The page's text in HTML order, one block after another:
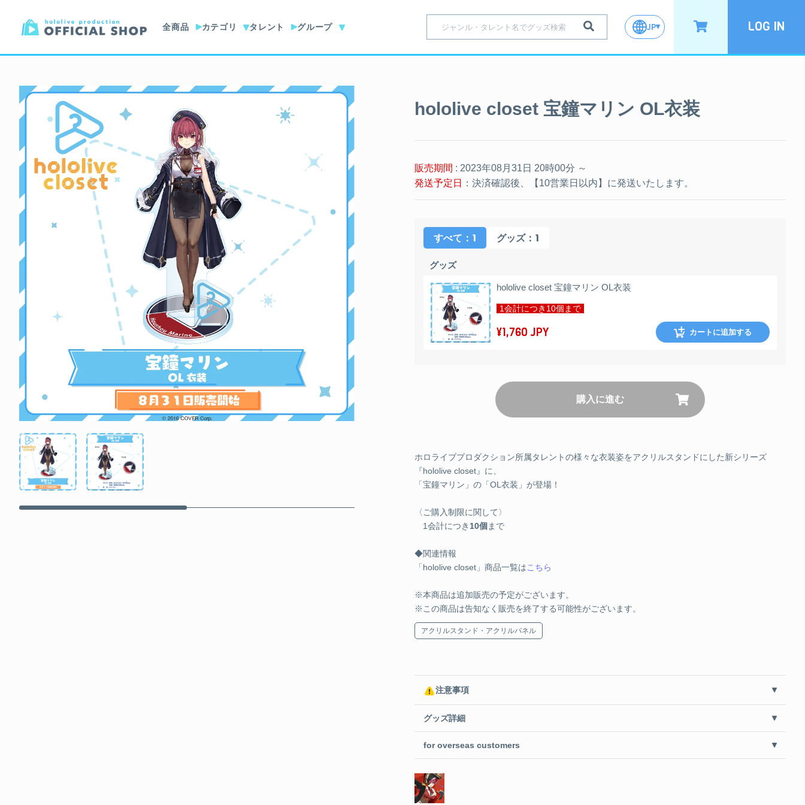
全商品 カテゴリ タレント グループ JP LOG IN
hololive closet 宝鐘マリン OL衣装
販売期間 : 2023年08月31日 20時00分 ～
発送予定日
：決済確認後、【10営業日以内】に発送いたします。
すべて ：1 グッズ：1
グッズ
hololive closet 宝鐘マリン OL衣装
1会計につき10個まで
¥1,760 JPY カートに追加する
購入に進む
ホロライブプロダクション所属タレントの様々な衣装姿をアクリルスタンドにした新シリーズ
『hololive closet』に、
「宝鐘マリン」の「OL衣装」が登場！
〈ご購入制限に関して〉
1会計につき 10個 まで
◆関連情報
「hololive closet」商品一覧はこちら
※本商品は追加販売の予定がございます。
※この商品は告知なく販売を終了する可能性がございます。
アクリルスタンド・アクリルパネル
注意事項
グッズ詳細
for overseas customers